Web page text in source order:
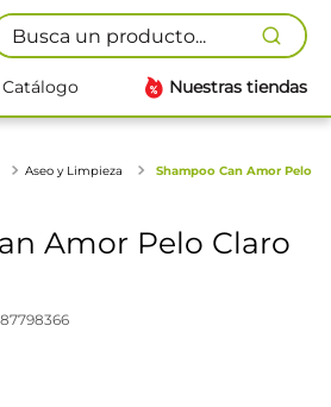
un producto...
Catálogo Nuestras tiendas
Aseo y Limpieza
Shampoo Can Amor Pelo
Amor Pelo Claro